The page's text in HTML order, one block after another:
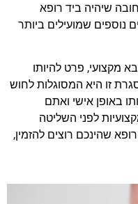
שיהיה ביד רופא
נוספים שמועילים ביותר
מקצועי, פרט להיותו
זו היא המסוגלות לחוש
באופן אישי ואתם
לפני השליטה
שהינכם רוצים להזמין,